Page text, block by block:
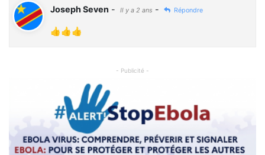
Joseph Seven - Il y a 2 ans - Répondre
👍👍👍
- Publicité -